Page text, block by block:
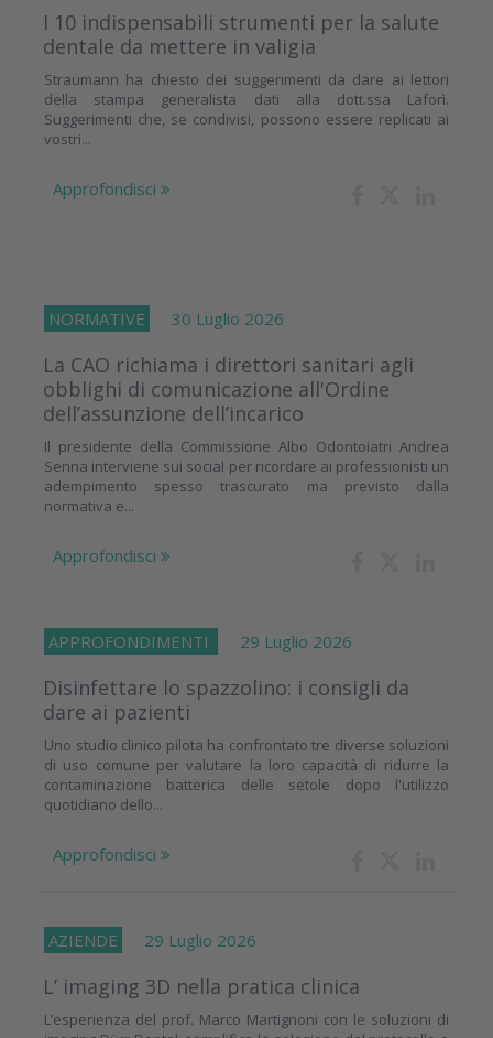
I 10 indispensabili strumenti per la salute
dentale da mettere in valigia
Straumann ha chiesto dei suggerimenti da dare ai lettori
della stampa generalista dati alla dott.ssa Laforì.
Suggerimenti che, se condivisi, possono essere replicati ai
vostri...
Approfondisci
NORMATIVE 30 Luglio 2026
La CAO richiama i direttori sanitari agli
obblighi di comunicazione all'Ordine
dell’assunzione dell’incarico
Il presidente della Commissione Albo Odontoiatri Andrea
Senna interviene sui social per ricordare ai professionisti un
adempimento spesso trascurato ma previsto dalla
normativa e...
Approfondisci
APPROFONDIMENTI 29 Luglio 2026
Disinfettare lo spazzolino: i consigli da
dare ai pazienti
Uno studio clinico pilota ha confrontato tre diverse soluzioni
di uso comune per valutare la loro capacità di ridurre la
contaminazione batterica delle setole dopo l'utilizzo
quotidiano dello...
Approfondisci
AZIENDE 29 Luglio 2026
L’ imaging 3D nella pratica clinica
L’esperienza del prof. Marco Martignoni con le soluzioni di